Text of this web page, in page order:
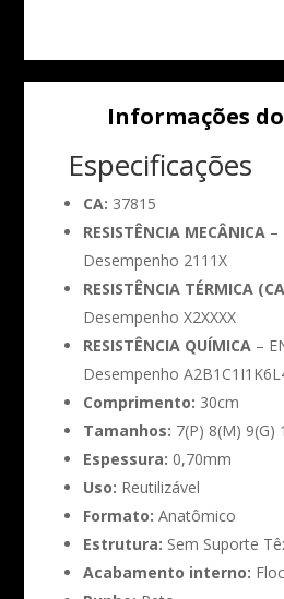
Informações
Especificações
CA: 37815
RESISTÊNCIA MECÂNICA –
Desempenho 2111X
RESISTÊNCIA TÉRMICA
Desempenho X2XXXX
RESISTÊNCIA QUÍMICA –
Desempenho
Comprimento: 30cm
Tamanhos: 7(P) 8(M) 9(G)
Espessura: 0,70mm
Uso: Reutilizável
Formato:Anatômico
Estrutura: Sem Suporte
Acabamento interno: